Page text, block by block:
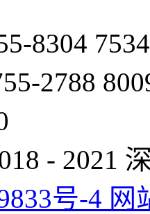
8304 7534
2788
- 2021
号-4 网